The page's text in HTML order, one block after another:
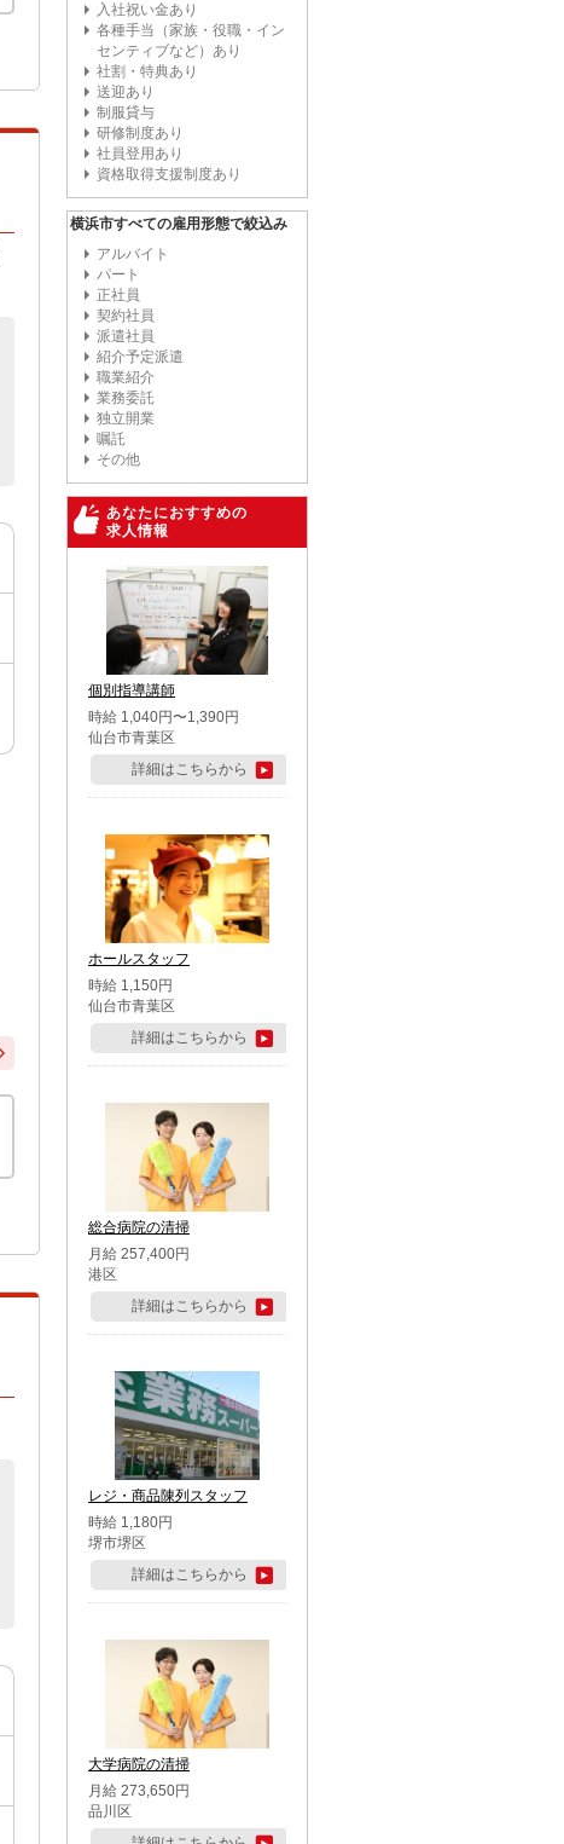
入社祝い金あり
各種手当（家族・役職・イン
センティブなど）あり
社割・特典あり
送迎あり
制服貸与
研修制度あり
社員登用あり
資格取得支援制度あり
横浜市すべての雇用形態で絞込み
アルバイト
パート
正社員
契約社員
派遣社員
紹介予定派遣
職業紹介
業務委託
独立開業
嘱託
その他
あなたにおすすめの
求人情報
個別指導講師
時給 1,040円〜1,390円
仙台市青葉区
詳細はこちらから
ホールスタッフ
時給 1,150円
仙台市青葉区
詳細はこちらから
総合病院の清掃
月給 257,400円
港区
詳細はこちらから
レジ・商品陳列スタッフ
時給 1,180円
堺市堺区
詳細はこちらから
大学病院の清掃
月給 273,650円
品川区